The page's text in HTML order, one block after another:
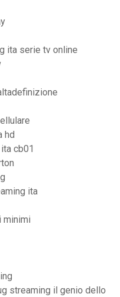
ita serie tv online
hd
cb01
ita
minimi
streaming il genio dello